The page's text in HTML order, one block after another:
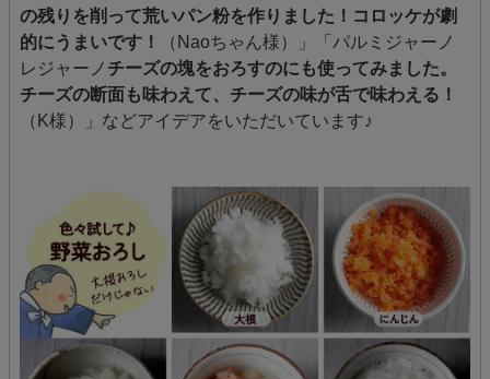
の残りを削って荒いパン粉を作りました！コロッケが劇
的にうまいです！
（Naoちゃん様）」「パルミジャーノ
レジャーノ チーズの塊をおろすのにも使ってみました。
チーズの断面も味わえて、チーズの味が舌で味わえる！
（K様）」などアイデアをいただいています♪